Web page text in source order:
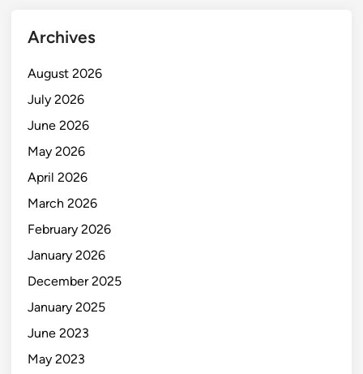
Archives
August 2026
July 2026
June 2026
May 2026
April 2026
March 2026
February 2026
January 2026
December 2025
January 2025
June 2023
May 2023